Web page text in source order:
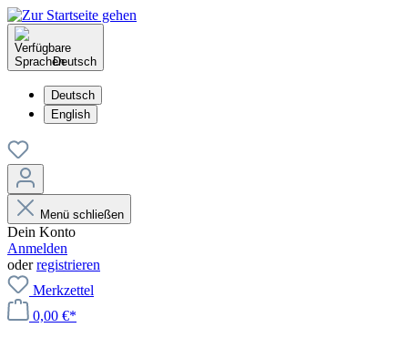
Deutsch
Deutsch
English
Menü schließen
Dein Konto
Anmelden
oderregistrieren
Merkzettel
0,00 €*